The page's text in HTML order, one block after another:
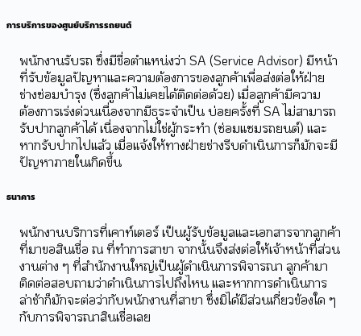
การบริการของศูนย์บริการรถยนต์
พนักงานรับรถ ซึ่งมีชื่อตำแหน่งว่า SA (Service Advisor) มีหน้า
ที่รับข้อมูลปัญหาและความต้องการของลูกค้าเพื่อส่งต่อให้ฝ่าย
ช่างซ่อมบำรุง (ซึ่งลูกค้าไม่เคยได้ติดต่อด้วย) เมื่อลูกค้ามีความ
ต้องการเร่งด่วนเนื่องจากมีธุระจำเป็น บ่อยครั้งที่ SA ไม่สามารถ
รับปากลูกค้าได้ เนื่องจากไม่ใช่ผู้กระทำ (ซ่อมแซมรถยนต์) และ
หากรับปากไปแล้ว เมื่อแจ้งให้ทางฝ่ายช่างรีบดำเนินการก็มักจะมี
ปัญหาภายในเกิดขึ้น
ธนาคาร
พนักงานบริการที่เคาท์เตอร์ เป็นผู้รับข้อมูลและเอกสารจากลูกค้า
ที่มาขอสินเชื่อ ณ ที่ทำการสาขา จากนั้นจึงส่งต่อให้เจ้าหน้าที่ส่วน
งานต่าง ๆ ที่สำนักงานใหญ่เป็นผู้ดำเนินการพิจารณา ลูกค้ามา
ติดต่อสอบถามว่าดำเนินการไปถึงไหน และหากการดำเนินการ
ล่าช้าก็มักจะต่อว่ากับพนักงานที่สาขา ซึ่งมิได้มีส่วนเกี่ยวข้องใด ๆ
กับการพิจารณาสินเชื่อเลย